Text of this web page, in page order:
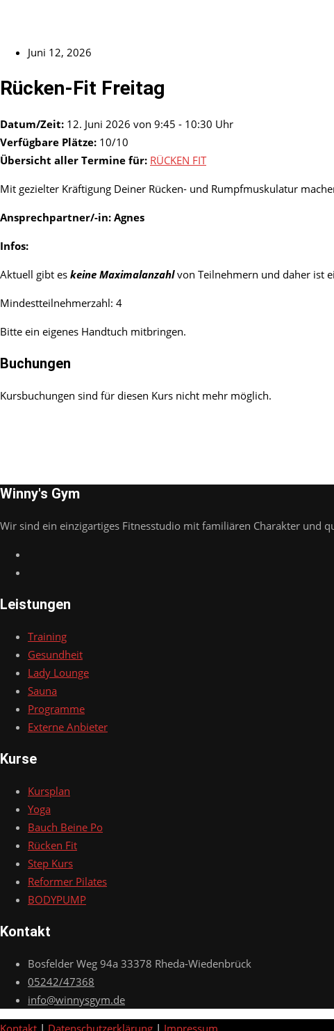
Juni 12, 2026
Rücken-Fit Freitag
Datum/Zeit: 12. Juni 2026 von 9:45 - 10:30 Uhr
Verfügbare Plätze: 10/10
Übersicht aller Termine für: RÜCKEN FIT
Mit gezielter Kräftigung Deiner Rücken- und Rumpfmuskulatur
Ansprechpartner/-in: Agnes
Infos:
Aktuell gibt es keine Maximalanzahlvon Teilnehmern und daher ist
Mindestteilnehmerzahl: 4
Bitte ein eigenes Handtuch mitbringen.
Buchungen
Kursbuchungen sind für diesen Kurs nicht mehr möglich.
Winny's Gym
Wir sind ein einzigartiges Fitnesstudio mit familiären Charakter und
Leistungen
Training
Gesundheit
Lady Lounge
Sauna
Programme
Externe Anbieter
Kurse
Kursplan
Yoga
Bauch Beine Po
Rücken Fit
Step Kurs
Reformer Pilates
BODYPUMP
Kontakt
Bosfelder Weg 94a 33378 Rheda-Wiedenbrück
05242/47368
info@winnysgym.de